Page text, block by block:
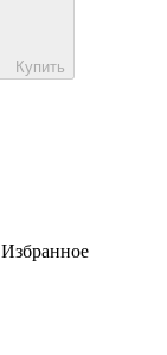
Купить
Избранное